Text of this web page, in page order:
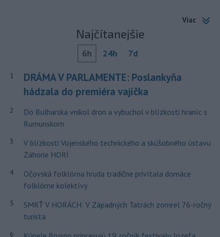
Viac
Najčítanejšie
6h 24h 7d
1
DRÁMA V PARLAMENTE: Poslankyňa
hádzala do premiéra vajíčka
2
Do Bulharska vnikol dron a vybuchol v blízkosti hraníc s
Rumunskom
3
V blízkosti Vojenského technického a skúšobného ústavu
Záhorie HORÍ
4
Očovská folklórna hruda tradične privítala domáce
folklórne kolektívy
5
SMRŤ V HORÁCH: V Západných Tatrách zomrel 76-ročný
turista
6